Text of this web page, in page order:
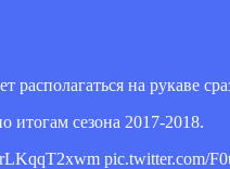
на рукаве
итогам сезона 2017-2018.
pic.twitter.com/